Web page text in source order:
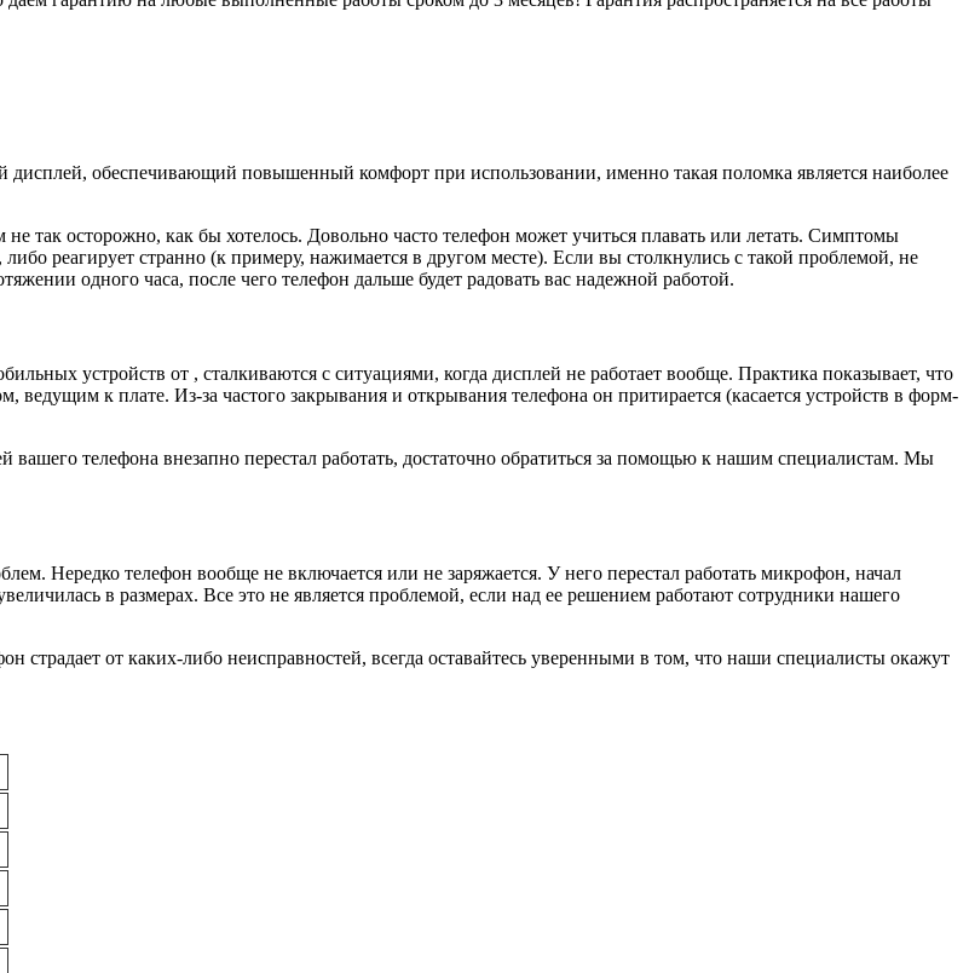
обеспечивающий повышенный комфорт при использовании, именно такая поломка является наиболее
так осторожно, как бы хотелось. Довольно часто телефон может учиться плавать или летать. Симптомы
реагирует странно (к примеру, нажимается в другом месте). Если вы столкнулись с такой проблемой, не
одного часа, после чего телефон дальше будет радовать вас надежной работой.
устройств от , сталкиваются с ситуациями, когда дисплей не работает вообще. Практика показывает, что
к плате. Из-за частого закрывания и открывания телефона он притирается (касается устройств в форм-
телефона внезапно перестал работать, достаточно обратиться за помощью к нашим специалистам. Мы
Нередко телефон вообще не включается или не заряжается. У него перестал работать микрофон, начал
в размерах. Все это не является проблемой, если над ее решением работают сотрудники нашего
от каких-либо неисправностей, всегда оставайтесь уверенными в том, что наши специалисты окажут